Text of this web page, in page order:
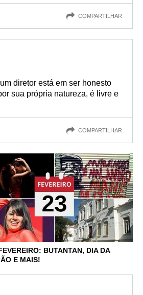
COMPARTILHAR
diretor está em ser honesto
sua própria natureza, é livre e
COMPARTILHAR
BUTANTAN, DIA DA
E MAIS!